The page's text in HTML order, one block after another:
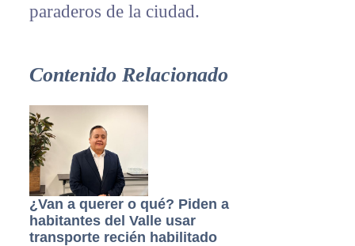
paraderos de la ciudad.
Contenido Relacionado
¿Van a querer o qué? Piden a
habitantes del Valle usar
transporte recién habilitado